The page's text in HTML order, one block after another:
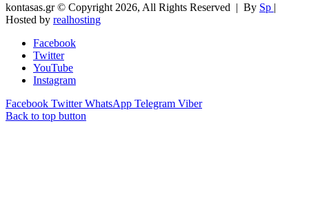
kontasas.gr © Copyright 2026, All Rights Reserved | By Sp |
Hosted by realhosting
Facebook
Twitter
YouTube
Instagram
Facebook Twitter WhatsApp Telegram Viber
Back to top button